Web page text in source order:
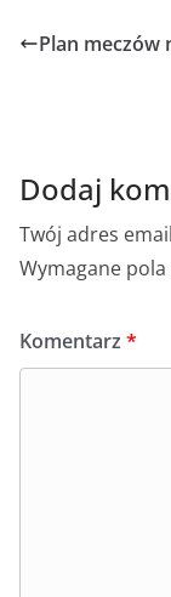
Plan meczów
Dodaj
Twój adres
Wymagane
Komentarz *